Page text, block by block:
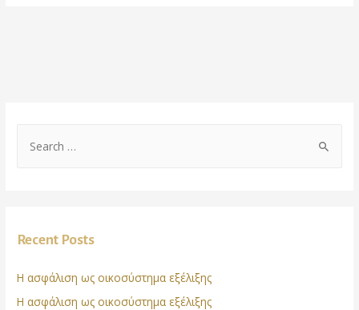
Recent Posts
Η ασφάλιση ως οικοσύστημα εξέλιξης
Η ασφάλιση ως οικοσύστημα εξέλιξης